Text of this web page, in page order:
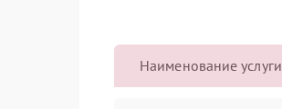
Наименование услуги